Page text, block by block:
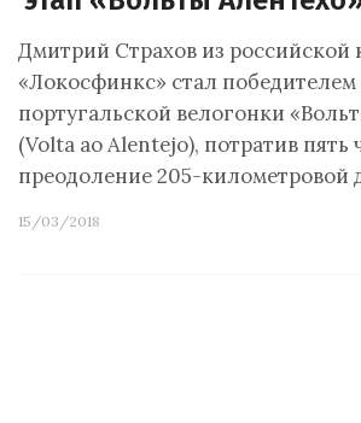
Дмитрий Страхов из российской
«Локосфинкс» стал победителем
португальской велогонки
(Volta ao Alentejo), потратив пять
преодоление 205-километровой
15/03/2018